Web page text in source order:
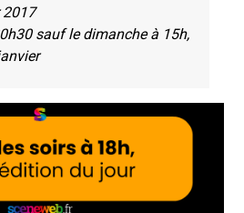
2017
sauf le dimanche à 15h,